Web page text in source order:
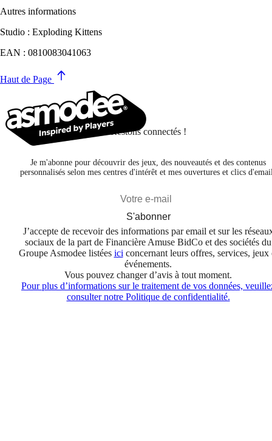
Autres informations
Studio : Exploding Kittens
EAN : 0810083041063
Haut de Page
Restons connectés !
Je m'abonne pour découvrir des jeux, des nouveautés et des contenus
personnalisés selon mes centres d'intérêt et mes ouvertures et clics
S'abonner
J’accepte de recevoir des informations par email et sur les
sociaux de la part de Financière Amuse BidCo et des sociétés du
Groupe Asmodee listées ici concernant leurs offres, services, jeux
événements.
Vous pouvez changer d’avis à tout moment.
Pour plus d’informations sur le traitement de vos données,
consulter notre Politique de confidentialité.